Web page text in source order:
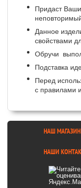
Придаст
Данное
свойствами
Обручи
Подставка
Перед
с правилами
НАШ МАГАЗИН
НАШИ